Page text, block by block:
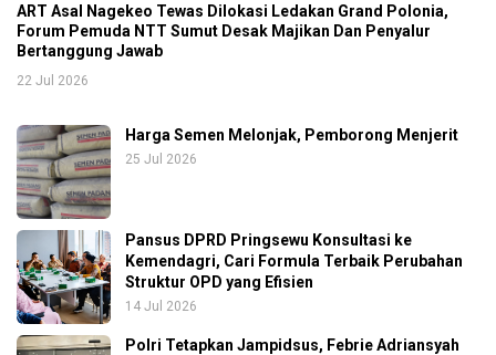
ART Asal Nagekeo Tewas Dilokasi Ledakan Grand Polonia,
Forum Pemuda NTT Sumut Desak Majikan Dan Penyalur
Bertanggung Jawab
22 Jul 2026
Harga Semen Melonjak, Pemborong Menjerit
25 Jul 2026
Pansus DPRD Pringsewu Konsultasi ke
Kemendagri, Cari Formula Terbaik Perubahan
Struktur OPD yang Efisien
14 Jul 2026
Polri Tetapkan Jampidsus, Febrie Adriansyah